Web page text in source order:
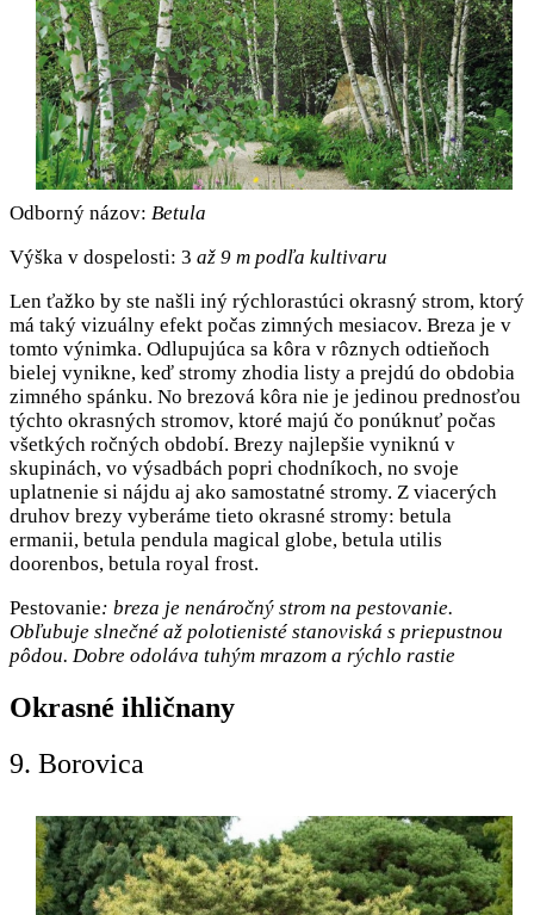
Odborný názov: Betula
Výška v dospelosti: 3 až 9 m podľa kultivaru
Len ťažko by ste našli iný rýchlorastúci okrasný strom, ktorý
má taký vizuálny efekt počas zimných mesiacov. Breza je v
tomto výnimka. Odlupujúca sa kôra v rôznych odtieňoch
bielej vynikne, keď stromy zhodia listy a prejdú do obdobia
zimného spánku. No brezová kôra nie je jedinou prednosťou
týchto okrasných stromov, ktoré majú čo ponúknuť počas
všetkých ročných období. Brezy najlepšie vyniknú v
skupinách, vo výsadbách popri chodníkoch, no svoje
uplatnenie si nájdu aj ako samostatné stromy. Z viacerých
druhov brezy vyberáme tieto okrasné stromy: betula
ermanii, betula pendula magical globe, betula utilis
doorenbos, betula royal frost.
Pestovanie: breza je nenáročný strom na pestovanie.
Obľubuje slnečné až polotienisté stanoviská s priepustnou
pôdou. Dobre odoláva tuhým mrazom a rýchlo rastie
Okrasné ihličnany
9. Borovica